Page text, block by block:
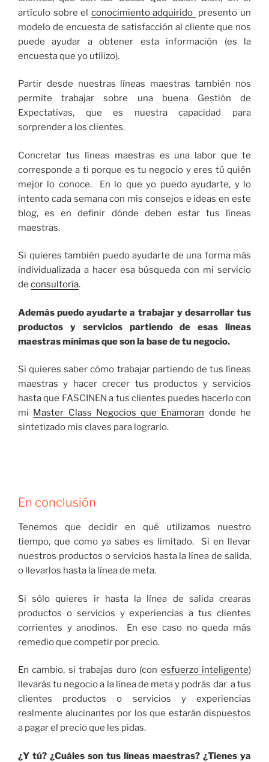
artículo sobre el conocimiento adquirido presento un
modelo de encuesta de satisfacción al cliente que nos
puede ayudar a obtener esta información (es la
encuesta que yo utilizo).
Partir desde nuestras líneas maestras también nos
permite trabajar sobre una buena Gestión de
Expectativas, que es nuestra capacidad para
sorprender a los clientes.
Concretar tus líneas maestras es una labor que te
corresponde a ti porque es tu negocio y eres tú quién
mejor lo conoce. En lo que yo puedo ayudarte, y lo
intento cada semana con mis consejos e ideas en este
blog, es en definir dónde deben estar tus líneas
maestras.
Si quieres también puedo ayudarte de una forma más
individualizada a hacer esa búsqueda con mi servicio
de consultoría.
Además puedo ayudarte a trabajar y desarrollar tus
productos y servicios partiendo de esas líneas
maestras mínimas que son la base de tu negocio.
Si quieres saber cómo trabajar partiendo de tus líneas
maestras y hacer crecer tus productos y servicios
hasta que FASCINEN a tus clientes puedes hacerlo con
mi Master Class Negocios que Enamoran donde he
sintetizado mis claves para lograrlo.
En conclusión
Tenemos que decidir en qué utilizamos nuestro
tiempo, que como ya sabes es limitado. Si en llevar
nuestros productos o servicios hasta la línea de salida,
o llevarlos hasta la línea de meta.
Si sólo quieres ir hasta la línea de salida crearas
productos o servicios y experiencias a tus clientes
corrientes y anodinos. En ese caso no queda más
remedio que competir por precio.
En cambio, si trabajas duro (con esfuerzo inteligente)
llevarás tu negocio a la línea de meta y podrás dar a tus
clientes productos o servicios y experiencias
realmente alucinantes por los que estarán dispuestos
a pagar el precio que les pidas.
¿Y tú? ¿Cuáles son tus líneas maestras? ¿Tienes ya